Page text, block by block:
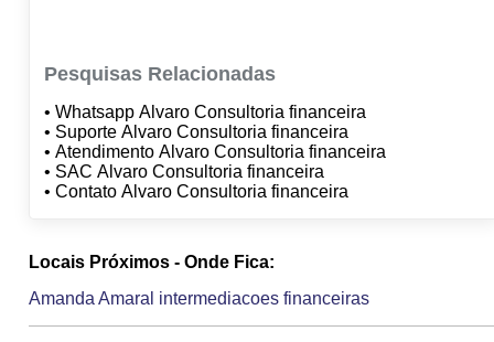
Pesquisas Relacionadas
• Whatsapp Alvaro Consultoria financeira
• Suporte Alvaro Consultoria financeira
• Atendimento Alvaro Consultoria financeira
• SAC Alvaro Consultoria financeira
• Contato Alvaro Consultoria financeira
Locais Próximos - Onde Fica:
Amanda Amaral intermediacoes financeiras